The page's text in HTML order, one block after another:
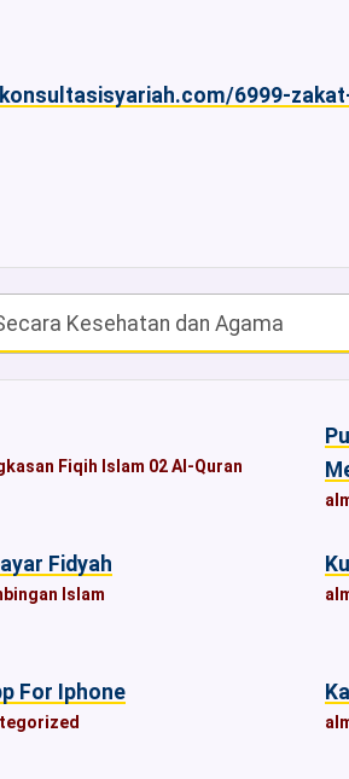
6999-
Kesehatan dan Agama
Fiqih Islam 02 Al-Quran
Fidyah
Islam
For Iphone